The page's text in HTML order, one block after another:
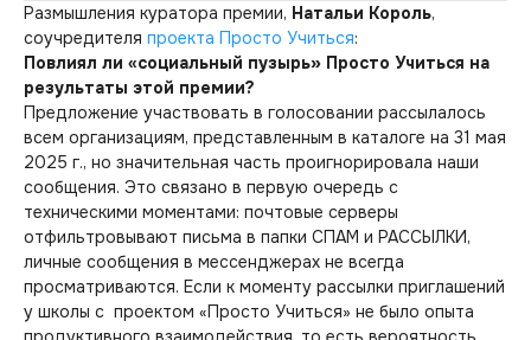
Размышления куратора премии, Натальи Король,
соучредителя проекта Просто Учиться:
Повлиял ли «социальный пузырь» Просто Учиться на
результаты этой премии?
Предложение участвовать в голосовании рассылалось
всем организациям, представленным в каталоге на 31 мая
2025 г., но значительная часть проигнорировала наши
сообщения. Это связано в первую очередь с
техническими моментами: почтовые серверы
отфильтровывают письма в папки СПАМ и РАССЫЛКИ,
личные сообщения в мессенджерах не всегда
просматриваются. Если к моменту рассылки приглашений
у школы с проектом «Просто Учиться» не было опыта